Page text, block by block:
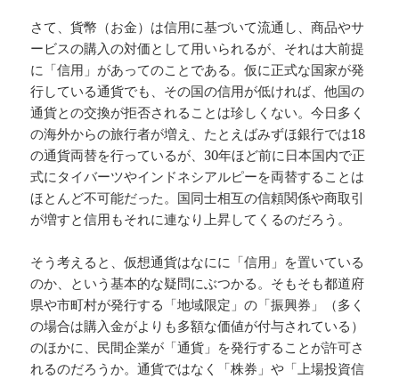
さて、貨幣（お金）は信用に基づいて流通し、商品やサ
ービスの購入の対価として用いられるが、それは大前提
に「信用」があってのことである。仮に正式な国家が発
行している通貨でも、その国の信用が低ければ、他国の
通貨との交換が拒否されることは珍しくない。今日多く
の海外からの旅行者が増え、たとえばみずほ銀行では18
の通貨両替を行っているが、30年ほど前に日本国内で正
式にタイバーツやインドネシアルピーを両替することは
ほとんど不可能だった。国同士相互の信頼関係や商取引
が増すと信用もそれに連なり上昇してくるのだろう。
そう考えると、仮想通貨はなにに「信用」を置いている
のか、という基本的な疑問にぶつかる。そもそも都道府
県や市町村が発行する「地域限定」の「振興券」（多く
の場合は購入金がよりも多額な価値が付与されている）
のほかに、民間企業が「通貨」を発行することが許可さ
れるのだろうか。通貨ではなく「株券」や「上場投資信